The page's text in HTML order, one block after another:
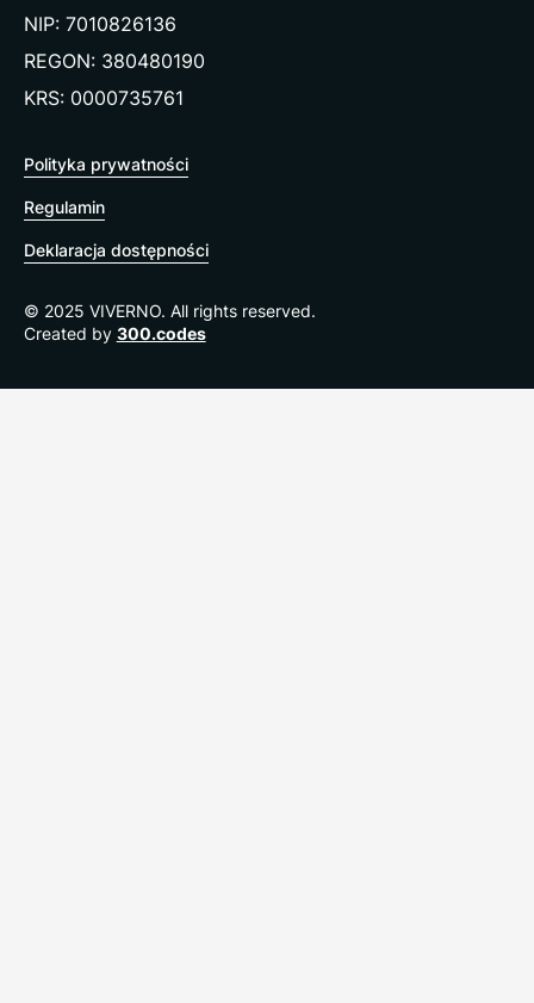
NIP: 7010826136
REGON: 380480190
KRS: 0000735761
© 2025 VIVERNO. All rights reserved.
Created by 300.codes
Polityka prywatności
Regulamin
Deklaracja dostępności